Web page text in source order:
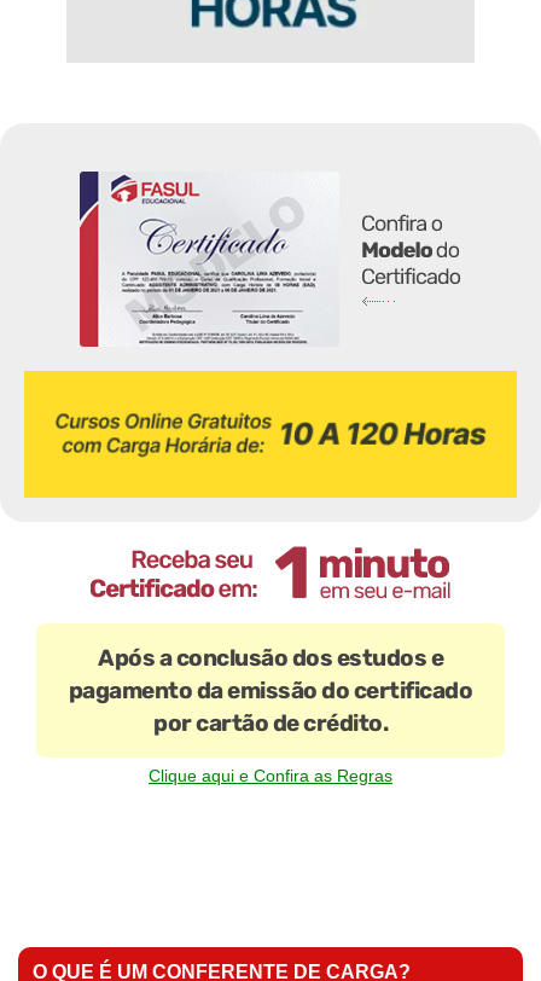
Após a conclusão dos estudos e
pagamento da emissão do certificado
por cartão de crédito.
Clique aqui e Confira as Regras
O QUE É UM CONFERENTE DE CARGA?